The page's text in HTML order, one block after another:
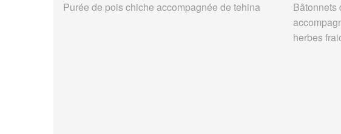
Purée de pois chiche accompagnée de tehina
Bâtonnets
herbes